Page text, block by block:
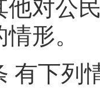
公民
形。
下列情